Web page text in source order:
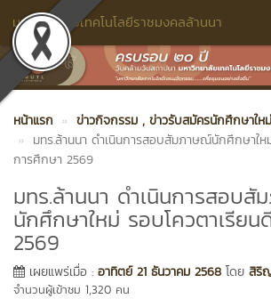
มหาวิทยาลัยเทคโนโลยีราชมงคลล้านนา
หน้าแรก ข่าวกิจกรรม , ข่าวรับสมัครนักศึกษาใหม่
มทร.ล้านนา ดำเนินการสอบสัมภาษณ์นักศึกษาให
การศึกษา 2569
มทร.ล้านนา ดำเนินการสอบ
นักศึกษาใหม่ รอบโควตาเรีย
2569
เผยแพร่เมื่อ : อาทิตย์ 21 ธันวาคม 2568 โดย สิริ
จำนวนผู้เข้าชม 1,320 คน